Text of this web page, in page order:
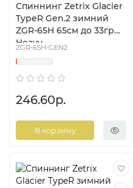
Спиннинг Zetrix Glacier
TypeR Gen.2 зимний
ZGR-65H 65см до 33гр
Heavy
ZGR-65H-GEN2
246.60р.
В корзину